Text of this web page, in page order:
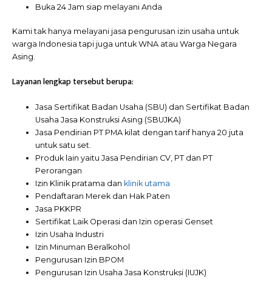
Buka 24 Jam siap melayani Anda
Kami tak hanya melayani jasa pengurusan izin usaha untuk
warga Indonesia tapi juga untuk WNA atau Warga Negara
Asing.
Layanan lengkap tersebut berupa:
Jasa Sertifikat Badan Usaha (SBU) dan Sertifikat Badan
Usaha Jasa Konstruksi Asing (SBUJKA)
Jasa Pendirian PT PMA kilat dengan tarif hanya 20 juta
untuk satu set.
Produk lain yaitu Jasa Pendirian CV, PT dan PT
Perorangan
Izin Klinik pratama dan klinik utama
Pendaftaran Merek dan Hak Paten
Jasa PKKPR
Sertifikat Laik Operasi dan Izin operasi Genset
Izin Usaha Industri
Izin Minuman Beralkohol
Pengurusan Izin BPOM
Pengurusan Izin Usaha Jasa Konstruksi (IUJK)